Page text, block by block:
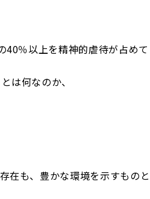
％以上を精神的虐待が占めて
は何なのか、
在も、豊かな環境を示すものと